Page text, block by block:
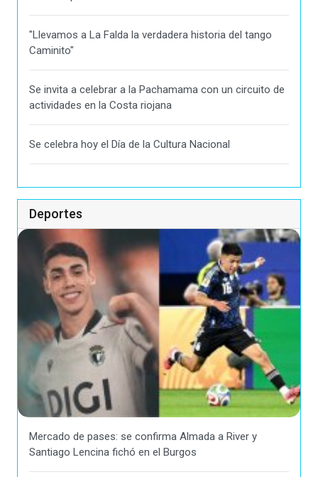
"Llevamos a La Falda la verdadera historia del tango
Caminito"
Se invita a celebrar a la Pachamama con un circuito de
actividades en la Costa riojana
Se celebra hoy el Día de la Cultura Nacional
Deportes
Mercado de pases: se confirma Almada a River y
Santiago Lencina fichó en el Burgos